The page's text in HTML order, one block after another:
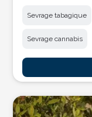
Sevrage tabagique
Sevrage cannabis